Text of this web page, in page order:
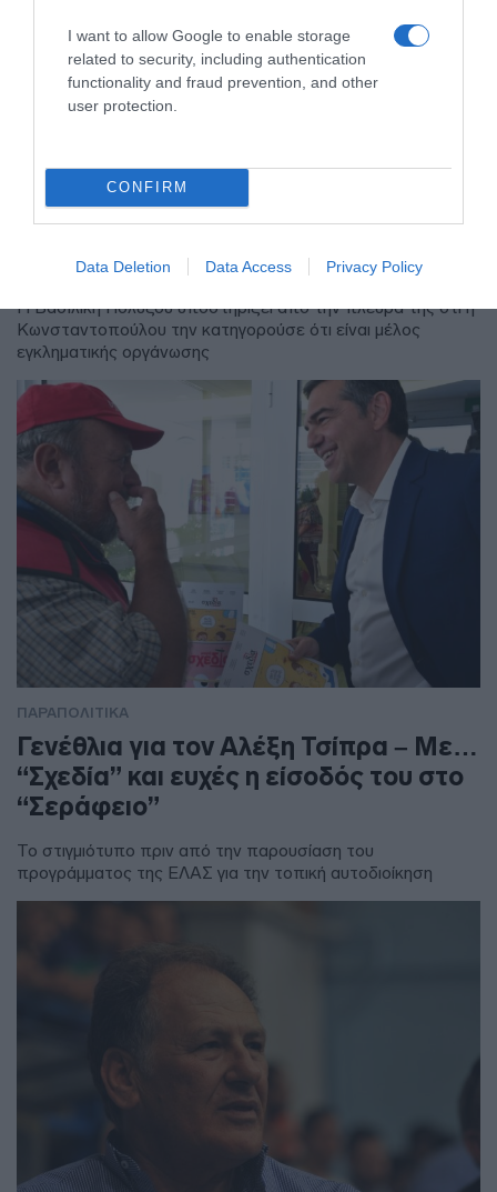
I want to allow Google to enable storage
related to security, including authentication
functionality and fraud prevention, and other
user protection.
CONFIRM
Data Deletion Data Access Privacy Policy
ΠΑΡΑΠΟΛΙΤΙΚΑ
Πολύζου: Η πρόεδρος της Πλεύσης
Ελευθερίας κάλεσε το “100” και πήγε
την πρώην συνεργάτρια της στο
τμήμα
Η Βασιλική Πολύζου υποστηρίζει από την πλευρά της ότι η
Κωνσταντοπούλου την κατηγορούσε ότι είναι μέλος
εγκληματικής οργάνωσης
ΠΑΡΑΠΟΛΙΤΙΚΑ
Γενέθλια για τον Αλέξη Τσίπρα – Με…
“Σχεδία” και ευχές η είσοδός του στο
“Σεράφειο”
Το στιγμιότυπο πριν από την παρουσίαση του
προγράμματος της ΕΛΑΣ για την τοπική αυτοδιοίκηση